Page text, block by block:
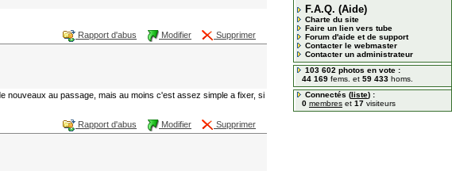
Rapport d'abus Modifier Supprimer
nouveaux au passage, mais au moins c'est assez simple a fixer, si
Rapport d'abus Modifier Supprimer
F.A.Q. (Aide)
Charte du site
Faire un lien vers tube
Forum d'aide et de support
Contacter le webmaster
Contacter un administrateur
103 602 photos en vote :
44 169 fems. et 59 433 homs.
Connectés (liste) :
0 membres et 17 visiteurs